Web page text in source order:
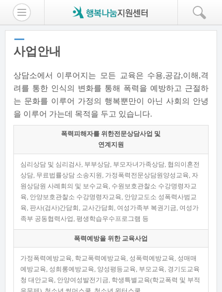
사업안내
상담소에서 이루어지는 모든 교육은 수용,공감,이해,격
려를 통한 인식의 변화를 통해 폭력을 예방하고 근절하
는 문화를 이루어 가정의 행복뿐만이 아닌 사회의 안녕
을 이루어 가는데 목적을 두고 있습니다.
폭력피해자를 위한전문상담사업 및
연계지원
심리상담 및 심리검사, 부부상담, 부모자녀가족상담, 협의이혼전
상담, 무료법률상담 소송지원, 가정폭력전문상담원양성교육, 자
원상담원 사례회의 및 보수교육, 수원보호관찰소 수강명령자교
육, 안양보호관찰소 수강명령자교육, 안양교도소 성폭력사범교
육, 판사(검사)간담회, 교사간담회, 여성가족부 복권기금, 여성가
족부 공동협력사업, 평생학습우수프로그램 등
폭력예방을 위한 교육사업
가정폭력예방교육, 학교폭력예방교육, 성폭력예방교육, 성매매
예방교육, 성희롱예방교육, 양성평등교육, 부모교육, 경기도교육
청 대안교육, 안양여성발전기금, 학생특별교육(학교폭력 및 부적